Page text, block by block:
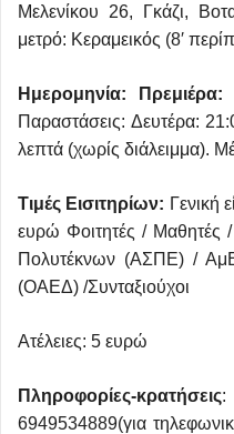
Μελενίκου 26, Γκάζι,
μετρό: Κεραμεικός (8′
Ημερομηνία:
Παραστάσεις: Δευτέρα:
λεπτά (χωρίς διάλειμμα).
Τιμές Εισιτηρίων: Γενική
ευρώ Φοιτητές / Μαθητές
Πολυτέκνων (ΑΣΠΕ) /
(ΟΑΕΔ) /Συνταξιούχοι
Ατέλειες: 5 ευρώ
Πληροφορίες-κρατήσεις:
6949534889(για